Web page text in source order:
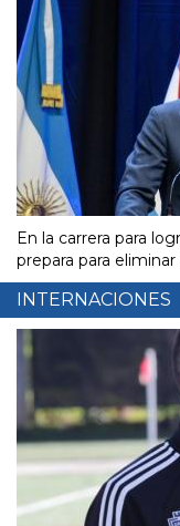
En la carrera para
prepara para
INTERNACIONES